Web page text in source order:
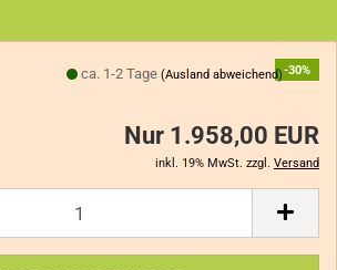
-30%
ca. 1-2 Tage(Ausland abweichend)
Nur 1.958,00 EUR
inkl. 19% MwSt. zzgl. Versand